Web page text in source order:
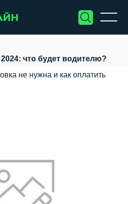
что будет водителю?
не нужна и как оплатить